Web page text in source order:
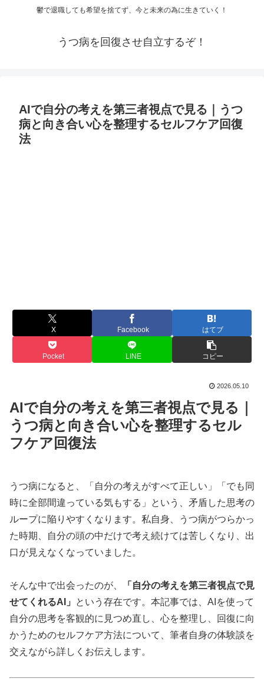
鬱で退職しても希望を捨てず、今と未来の為に生きていく！
うつ病を回復させ自立するぞ！
AIで自分の考えを第三者視点で見る｜うつ
病と向き合い心を整理するセルフケア回復
法
X Facebook はてブ
Pocket LINE コピー
2026.05.10
AIで自分の考えを第三者視点で見る｜
うつ病と向き合い心を整理するセル
フケア回復法
うつ病になると、「自分の考えがすべて正しい」「でも同
時に全部間違っている気もする」という、矛盾した思考の
ループに陥りやすくなります。私自身、うつ病がつらかっ
た時期、自分の頭の中だけで考え続けては苦しくなり、出
口が見えなくなっていました。
そんな中で出会ったのが、
「自分の考えを第三者視点で見
せてくれるAI」
という存在です。本記事では、AIを使って
自分の思考を客観的に見つめ直し、心を整理し、回復に向
かうためのセルフケア方法について、筆者自身の体験談を
交えながら詳しくお伝えします。